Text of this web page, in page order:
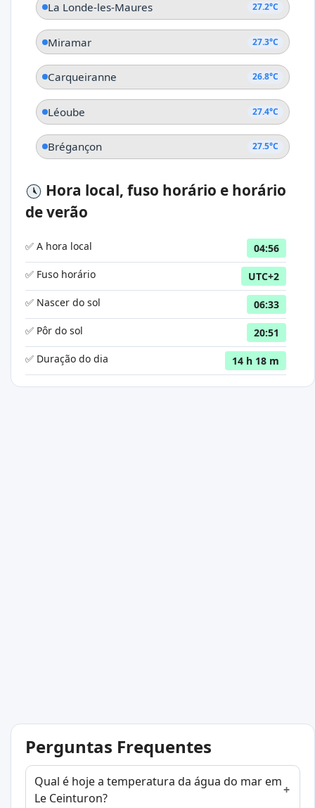
La Londe-les-Maures 27.2°C
Miramar 27.3°C
Carqueiranne 26.8°C
Léoube 27.4°C
Brégançon 27.5°C
Hora local, fuso horário e horário
de verão
✅ A hora local
04:56
✅ Fuso horário
UTC+2
✅ Nascer do sol
06:33
✅ Pôr do sol
20:51
✅ Duração do dia
14 h 18 m
Perguntas Frequentes
Qual é hoje a temperatura da água do mar em
Le Ceinturon?